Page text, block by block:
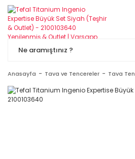
Anasayfa Tava ve Tencereler Tava